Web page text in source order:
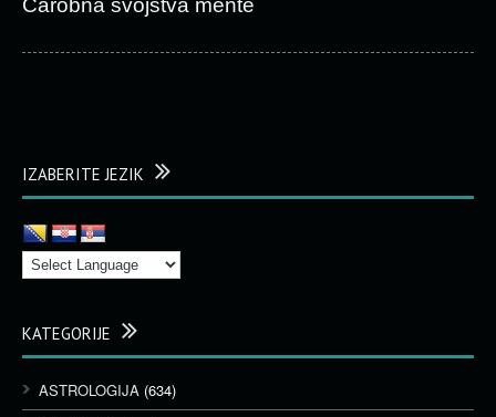
Čarobna svojstva mente
IZABERITE JEZIK
KATEGORIJE
ASTROLOGIJA (634)